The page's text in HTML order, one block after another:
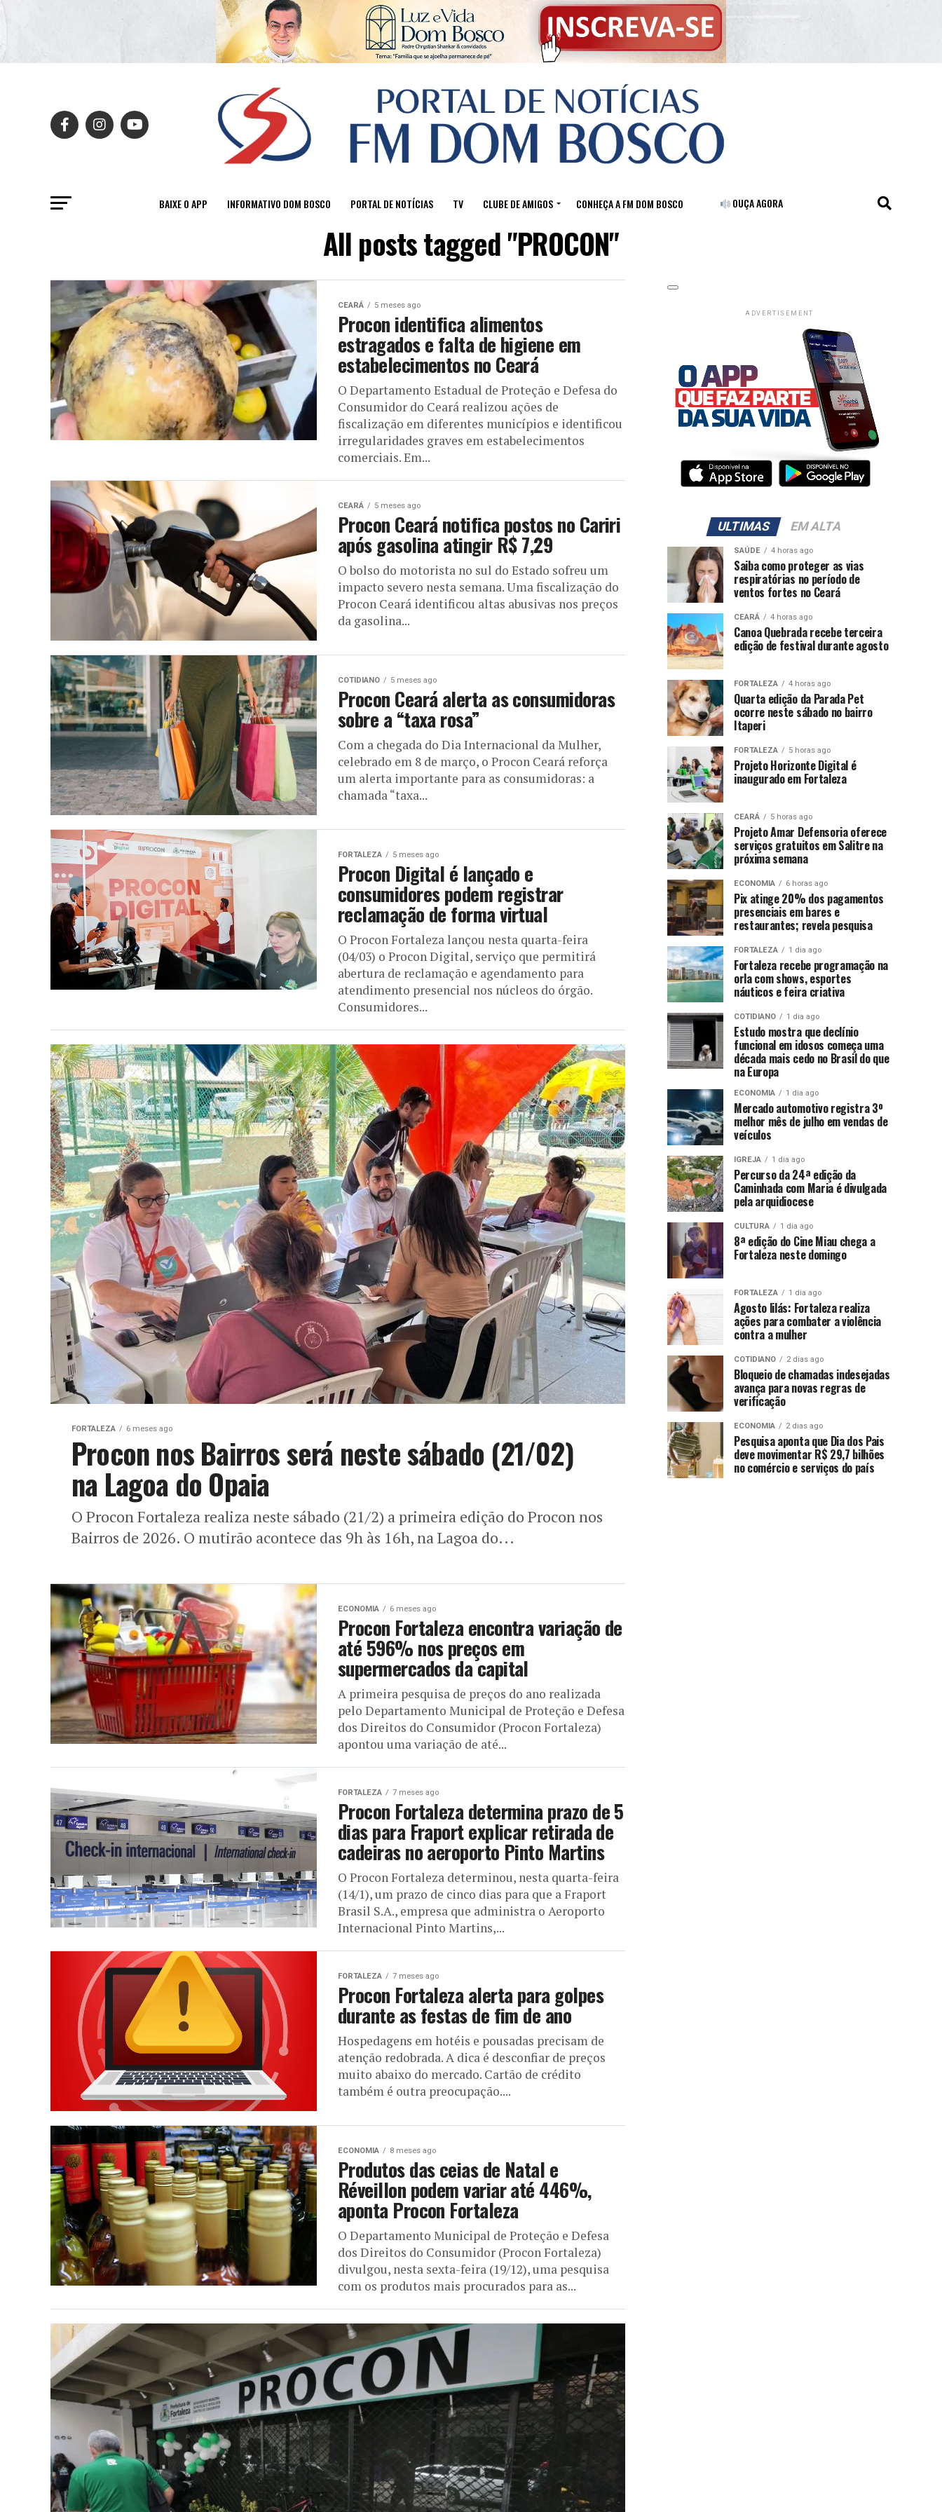
BAIXE O APP INFORMATIVO DOM BOSCO PORTAL DE NOTÍCIAS TV CLUBE DE AMIGOS CONHEÇA A FM DOM BOSCO OUÇA AGORA
All posts tagged "PROCON"
CEARÁ 5 meses ago
Procon identifica alimentos
estragados e falta de higiene em
estabelecimentos no Ceará
O Departamento Estadual de Proteção e Defesa do
Consumidor do Ceará realizou ações de
fiscalização em diferentes municípios e identificou
irregularidades graves em estabelecimentos
comerciais. Em...
CEARÁ 5 meses ago
Procon Ceará notifica postos no Cariri
após gasolina atingir R$ 7,29
O bolso do motorista no sul do Estado sofreu um
impacto severo nesta semana. Uma fiscalização do
Procon Ceará identificou altas abusivas nos preços
da gasolina...
COTIDIANO 5 meses ago
Procon Ceará alerta as consumidoras
sobre a “taxa rosa”
Com a chegada do Dia Internacional da Mulher,
celebrado em 8 de março, o Procon Ceará reforça
um alerta importante para as consumidoras: a
chamada “taxa...
FORTALEZA 5 meses ago
Procon Digital é lançado e
consumidores podem registrar
reclamação de forma virtual
O Procon Fortaleza lançou nesta quarta-feira
(04/03) o Procon Digital, serviço que permitirá
abertura de reclamação e agendamento para
atendimento presencial nos núcleos do órgão.
Consumidores...
FORTALEZA 6 meses ago
Procon nos Bairros será neste sábado (21/02)
na Lagoa do Opaia
O Procon Fortaleza realiza neste sábado (21/2) a primeira edição do Procon nos
Bairros de 2026. O mutirão acontece das 9h às 16h, na Lagoa do...
ECONOMIA 6 meses ago
Procon Fortaleza encontra variação de
até 596% nos preços em
supermercados da capital
A primeira pesquisa de preços do ano realizada
pelo Departamento Municipal de Proteção e Defesa
dos Direitos do Consumidor (Procon Fortaleza)
apontou uma variação de até...
FORTALEZA 7 meses ago
Procon Fortaleza determina prazo de 5
dias para Fraport explicar retirada de
cadeiras no aeroporto Pinto Martins
O Procon Fortaleza determinou, nesta quarta-feira
(14/1), um prazo de cinco dias para que a Fraport
Brasil S.A., empresa que administra o Aeroporto
Internacional Pinto Martins,...
FORTALEZA 7 meses ago
Procon Fortaleza alerta para golpes
durante as festas de fim de ano
Hospedagens em hotéis e pousadas precisam de
atenção redobrada. A dica é desconfiar de preços
muito abaixo do mercado. Cartão de crédito
também é outra preocupação....
ECONOMIA 8 meses ago
Produtos das ceias de Natal e
Réveillon podem variar até 446%,
aponta Procon Fortaleza
O Departamento Municipal de Proteção e Defesa
dos Direitos do Consumidor (Procon Fortaleza)
divulgou, nesta sexta-feira (19/12), uma pesquisa
com os produtos mais procurados para as...
ADVERTISEMENT
ULTIMAS EM ALTA
SAÚDE 4 horas ago
Saiba como proteger as vias
respiratórias no período de
ventos fortes no Ceará
CEARÁ 4 horas ago
Canoa Quebrada recebe terceira
edição de festival durante agosto
FORTALEZA 4 horas ago
Quarta edição da Parada Pet
ocorre neste sábado no bairro
Itaperi
FORTALEZA 5 horas ago
Projeto Horizonte Digital é
inaugurado em Fortaleza
CEARÁ 5 horas ago
Projeto Amar Defensoria oferece
serviços gratuitos em Salitre na
próxima semana
ECONOMIA 6 horas ago
Pix atinge 20% dos pagamentos
presenciais em bares e
restaurantes; revela pesquisa
FORTALEZA 1 dia ago
Fortaleza recebe programação na
orla com shows, esportes
náuticos e feira criativa
COTIDIANO 1 dia ago
Estudo mostra que declínio
funcional em idosos começa uma
década mais cedo no Brasil do que
na Europa
ECONOMIA 1 dia ago
Mercado automotivo registra 3º
melhor mês de julho em vendas de
veículos
IGREJA 1 dia ago
Percurso da 24ª edição da
Caminhada com Maria é divulgada
pela arquidiocese
CULTURA 1 dia ago
8ª edição do Cine Miau chega a
Fortaleza neste domingo
FORTALEZA 1 dia ago
Agosto lilás: Fortaleza realiza
ações para combater a violência
contra a mulher
COTIDIANO 2 dias ago
Bloqueio de chamadas indesejadas
avança para novas regras de
verificação
ECONOMIA 2 dias ago
Pesquisa aponta que Dia dos Pais
deve movimentar R$ 29,7 bilhões
no comércio e serviços do país